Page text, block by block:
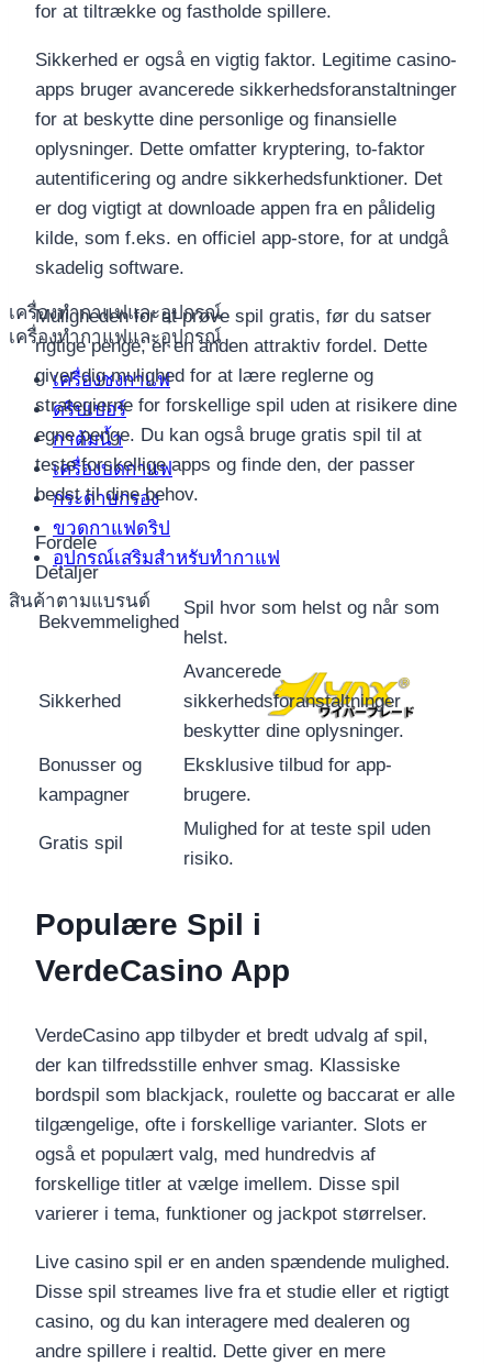
เครื่องทำกาแฟและอุปกรณ์
เครื่องทำกาแฟและอุปกรณ์
เครื่องชงกาแฟ
ดริปเปอร์
กาต้มน้ำ
เครื่องบดกาแฟ
กระดาษกรอง
ขวดกาแฟดริป
อุปกรณ์เสริมสำหรับทำกาแฟ
สินค้าตามแบรนด์
for at tiltrække og fastholde spillere.
Sikkerhed er også en vigtig faktor. Legitime casino-
apps bruger avancerede sikkerhedsforanstaltninger
for at beskytte dine personlige og finansielle
oplysninger. Dette omfatter kryptering, to-faktor
autentificering og andre sikkerhedsfunktioner. Det
er dog vigtigt at downloade appen fra en pålidelig
kilde, som f.eks. en officiel app-store, for at undgå
skadelig software.
Muligheden for at prøve spil gratis, før du satser
rigtige penge, er en anden attraktiv fordel. Dette
giver dig mulighed for at lære reglerne og
strategierne for forskellige spil uden at risikere dine
egne penge. Du kan også bruge gratis spil til at
teste forskellige apps og finde den, der passer
bedst til dine behov.
Fordele
Detaljer
Bekvemmelighed
Spil hvor som helst og når som
helst.
Sikkerhed
Avancerede
sikkerhedsforanstaltninger
beskytter dine oplysninger.
Bonusser og
kampagner
Eksklusive tilbud for app-
brugere.
Gratis spil
Mulighed for at teste spil uden
risiko.
Populære Spil i
VerdeCasino App
VerdeCasino app tilbyder et bredt udvalg af spil,
der kan tilfredsstille enhver smag. Klassiske
bordspil som blackjack, roulette og baccarat er alle
tilgængelige, ofte i forskellige varianter. Slots er
også et populært valg, med hundredvis af
forskellige titler at vælge imellem. Disse spil
varierer i tema, funktioner og jackpot størrelser.
Live casino spil er en anden spændende mulighed.
Disse spil streames live fra et studie eller et rigtigt
casino, og du kan interagere med dealeren og
andre spillere i realtid. Dette giver en mere